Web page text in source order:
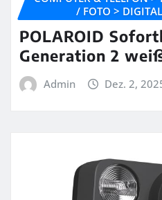
/ FOTO >
POLAROID
Generation 2
Admin Dez. 2,